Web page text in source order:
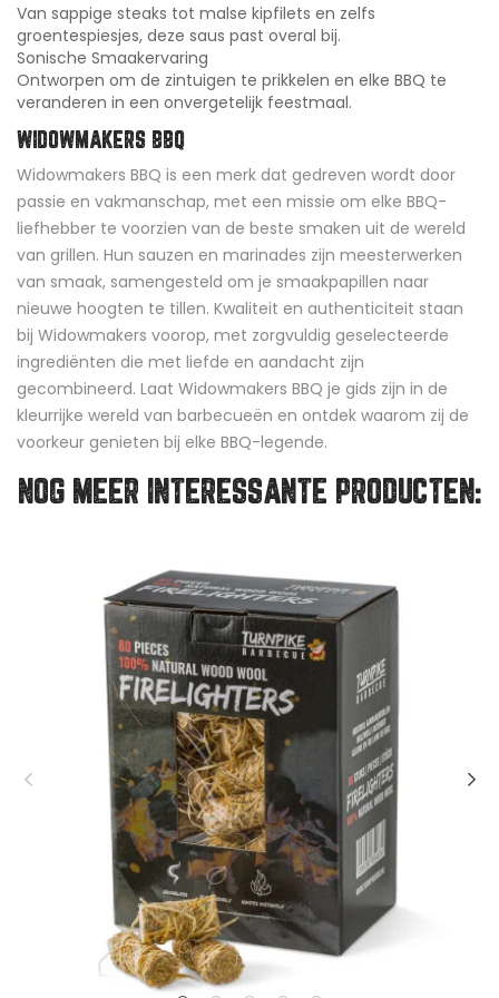
Van sappige steaks tot malse kipfilets en zelfs
groentespiesjes, deze saus past overal bij.
Sonische Smaakervaring
Ontworpen om de zintuigen te prikkelen en elke BBQ te
veranderen in een onvergetelijk feestmaal.
WIDOWMAKERS BBQ
Widowmakers BBQ is een merk dat gedreven wordt door
passie en vakmanschap, met een missie om elke BBQ-
liefhebber te voorzien van de beste smaken uit de wereld
van grillen. Hun sauzen en marinades zijn meesterwerken
van smaak, samengesteld om je smaakpapillen naar
nieuwe hoogten te tillen. Kwaliteit en authenticiteit staan
bij Widowmakers voorop, met zorgvuldig geselecteerde
ingrediënten die met liefde en aandacht zijn
gecombineerd. Laat Widowmakers BBQ je gids zijn in de
kleurrijke wereld van barbecueën en ontdek waarom zij de
voorkeur genieten bij elke BBQ-legende.
NOG MEER INTERESSANTE PRODUCTEN: